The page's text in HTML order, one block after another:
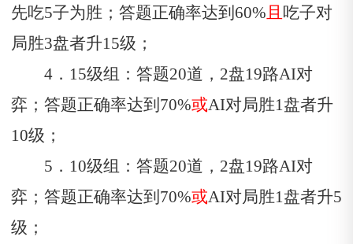
先吃5子为胜；答题正确率达到60%且吃子对
局胜3盘者升15级；
4．15级组：答题20道，2盘19路AI对
弈；答题正确率达到70%或AI对局胜1盘者升
10级；
5．10级组：答题20道，2盘19路AI对
弈；答题正确率达到70%或AI对局胜1盘者升5
级；